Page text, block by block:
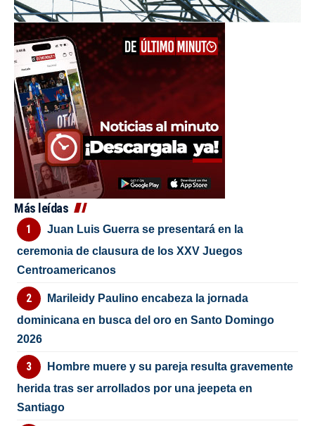
Más leídas
Juan Luis Guerra se presentará en la
ceremonia de clausura de los XXV Juegos
Centroamericanos
Marileidy Paulino encabeza la jornada
dominicana en busca del oro en Santo Domingo
2026
Hombre muere y su pareja resulta gravemente
herida tras ser arrollados por una jeepeta en
Santiago